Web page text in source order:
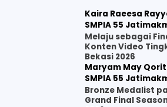
Kaira Raeesa
SMPIA 55
Melaju sebagai
Konten Video
Bekasi 2026
Maryam May
SMPIA 55
Bronze Medalist
Grand Final